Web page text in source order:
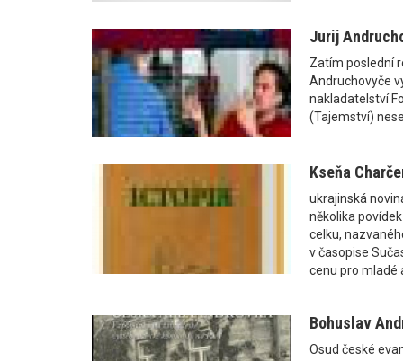
Jurij
Zatím poslední
Andruchovyče
nakladatelství
(Tajemství)
Kseňa
ukrajinská
několika
celku,
v časopise
cenu pro mladé
Bohuslav
Osud české